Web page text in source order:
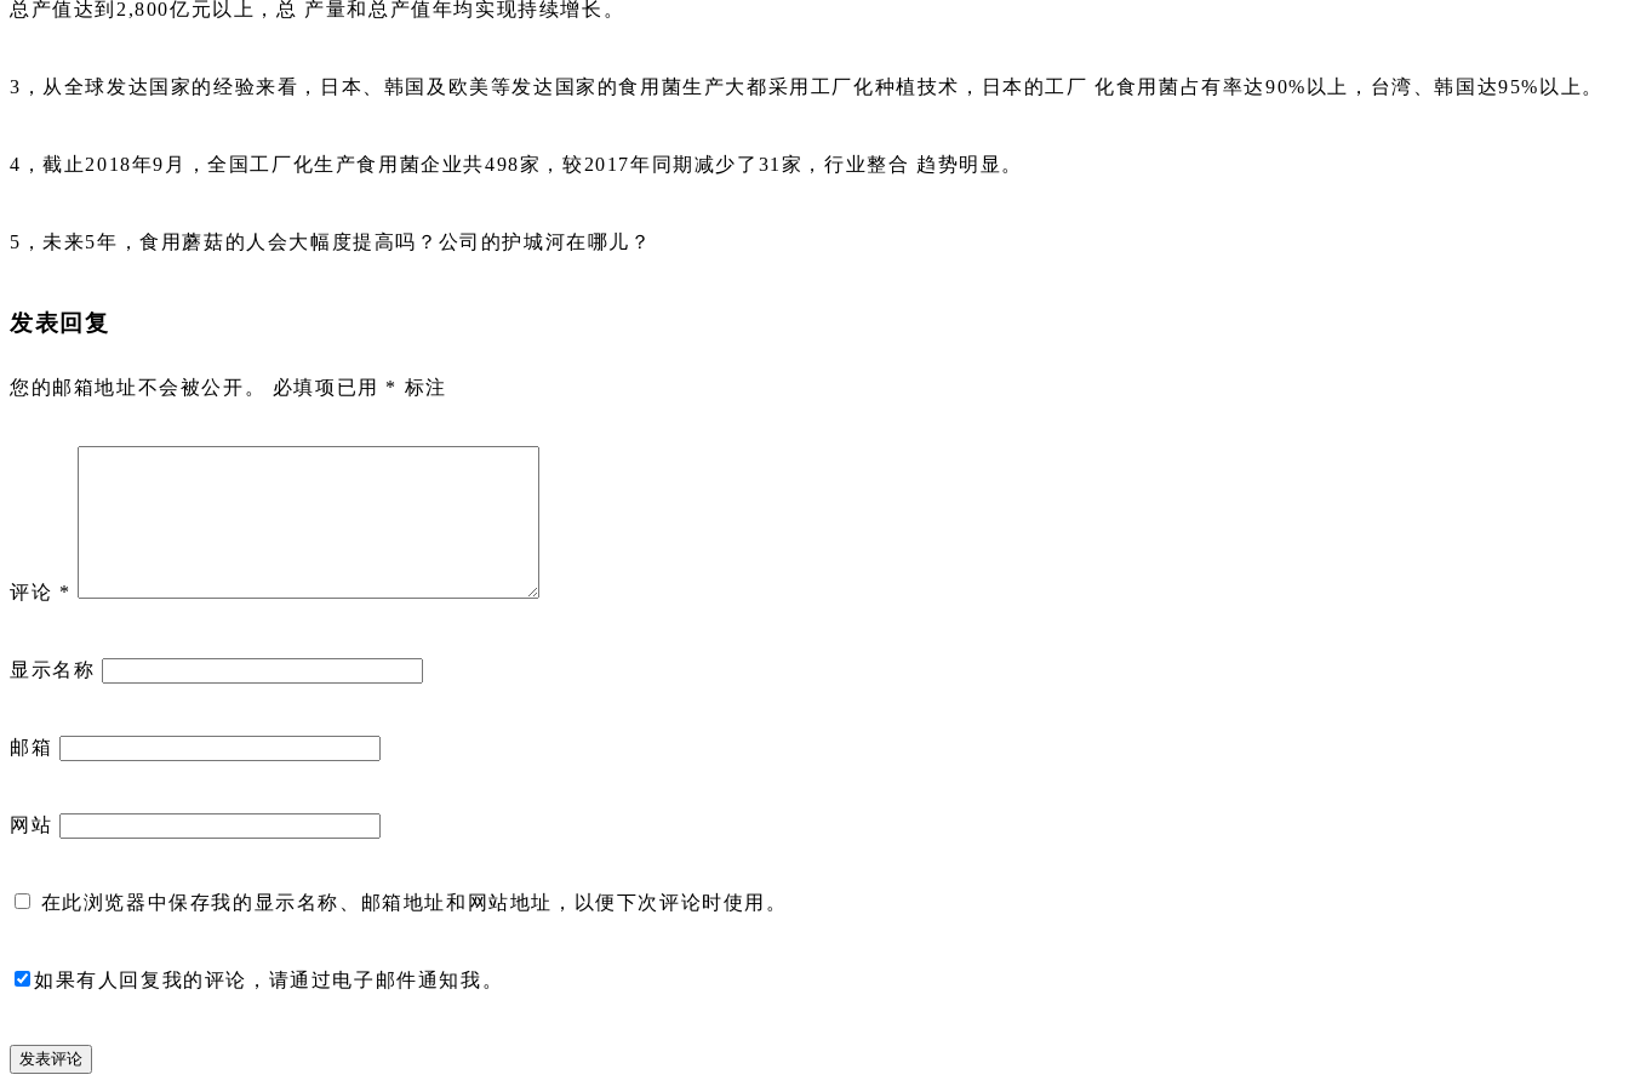
总产值达到2,800亿元以上，总 产量和总产值年均实现持续增长。
3，从全球发达国家的经验来看，日本、韩国及欧美等发达国家的食用菌生产大都采用工厂化种植技术，日本的工厂 化食用菌占有率达90%以上，台湾、韩国达95%以上。
4，截止2018年9月，全国工厂化生产食用菌企业共498家，较2017年同期减少了31家，行业整合 趋势明显。
5，未来5年，食用蘑菇的人会大幅度提高吗？公司的护城河在哪儿？
发表回复
您的邮箱地址不会被公开。 必填项已用 * 标注
评论 *
显示名称
邮箱
网站
在此浏览器中保存我的显示名称、邮箱地址和网站地址，以便下次评论时使用。
如果有人回复我的评论，请通过电子邮件通知我。